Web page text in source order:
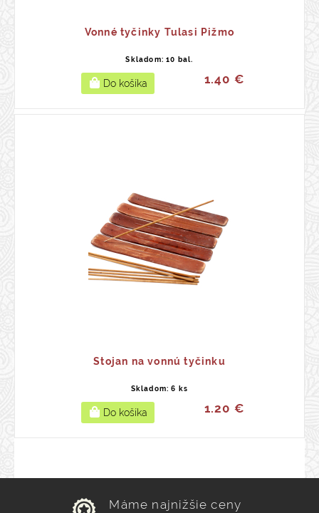
Vonné tyčinky Tulasi Pižmo
Skladom: 10 bal.
1.40 €
Stojan na vonnú tyčinku
Skladom: 6 ks
1.20 €
Máme najnižšie ceny